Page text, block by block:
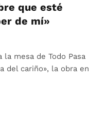
que esté
de mí»
mesa de Todo Pasa
del cariño», la obra en